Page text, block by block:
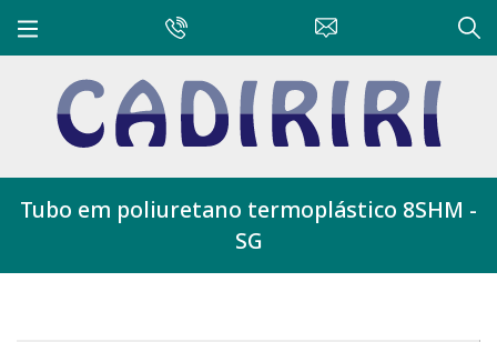
Tubo em poliuretano termoplástico 8SHM -
SG